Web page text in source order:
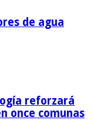
de agua
reforzará
once comunas